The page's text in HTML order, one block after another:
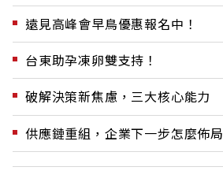
遠見高峰會早鳥優惠報名中！
台東助孕凍卵雙支持！
破解決策新焦慮，三大核心能力
供應鏈重組，企業下一步怎麼佈局